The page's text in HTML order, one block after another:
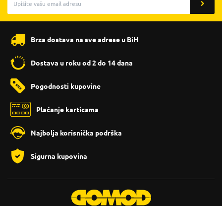
Brza dostava na sve adrese u BiH
Dostava u roku od 2 do 14 dana
Pogodnosti kupovine
Plaćanje karticama
Najbolja korisnička podrška
Sigurna kupovina